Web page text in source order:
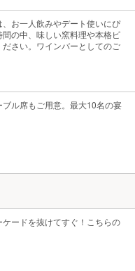
お一人飲みやデート使いにぴ
の中、味しい窯料理や本格ピ
さい。ワインバーとしてのご
ル席もご用意。最大10名の宴
ードを抜けてすぐ！こちらの